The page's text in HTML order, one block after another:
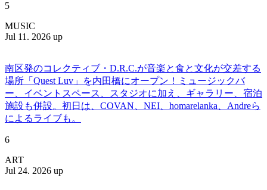
5
MUSIC
Jul 11. 2026 up
南区発のコレクティブ・D.R.C.が⾳楽と⾷と⽂化が交差する
場所「Quest Luv」を内田橋にオープン！ミュージックバ
ー、イベントスペース、スタジオに加え、ギャラリー、宿泊
施設も併設。初日は、COVAN、NEI、homarelanka、Andreら
によるライブも。
6
ART
Jul 24. 2026 up